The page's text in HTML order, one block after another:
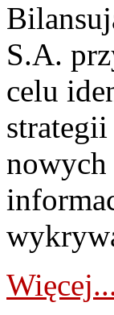
S.A.
celu